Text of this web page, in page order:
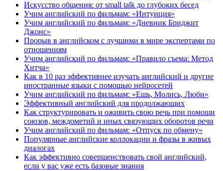
Искусство общения: от small talk до глубоких бесед
Учим английский по фильмам: «Интуиция»
Учим английский по фильмам: «Дневник Бриджит
Джонс»
Прорыв в английском с лучшими в мире экспертами по
отношениям
Учим английский по фильмам: «Правило съема: Метод
Хитча»
Как в 10 раз эффективнее изучать английский и другие
иностранные языки с помощью нейросетей
Учим английский по фильмам: «Ешь, Молись, Люби»
Эффективный английский для продолжающих
Как структурировать и оживить свою речь при помощи
союзов, междометий и иных связующих оборотов речи
Учим английский по фильмам: «Отпуск по обмену»
Популярные английские коллокации и фразы в живых
диалогах
Как эффективно совершенствовать свой английский,
если у вас уже есть базовые знания